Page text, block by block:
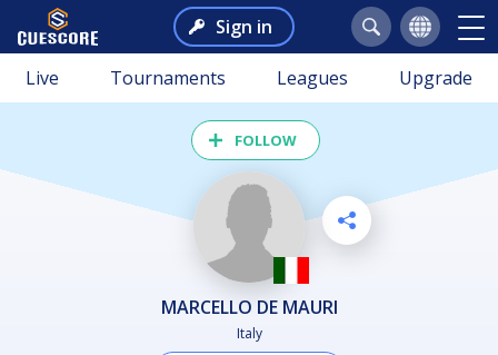
Sign in
Live Tournaments Leagues Upgrade
FOLLOW
MARCELLO DE MAURI
Italy